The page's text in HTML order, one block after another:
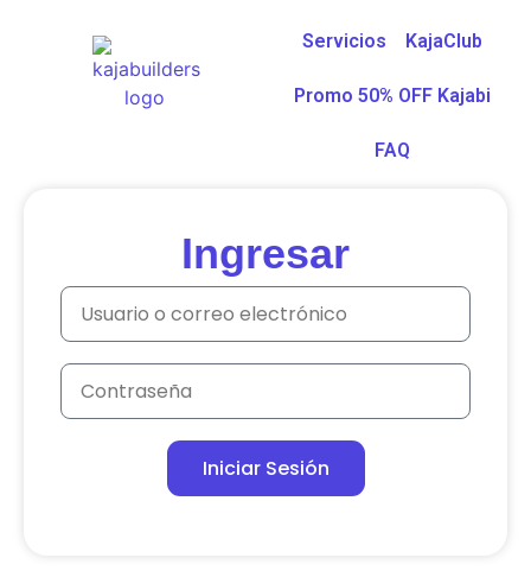
Servicios KajaClub
Promo 50% OFF Kajabi
FAQ
Mi LoginIngresar
Iniciar Sesión